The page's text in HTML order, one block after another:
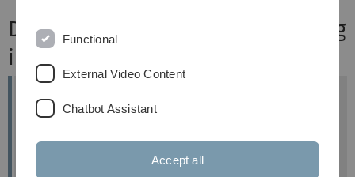
Die schulpraktische Orientierung
im Bachelor
Functional
External Video Content
Chatbot Assistant
Accept all